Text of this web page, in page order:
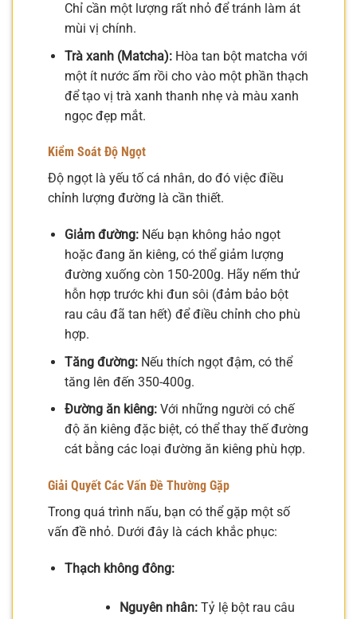
Chỉ cần một lượng rất nhỏ để tránh làm át
mùi vị chính.
Trà xanh (Matcha):Hòa tan bột matcha với
một ít nước ấm rồi cho vào một phần thạch
để tạo vị trà xanh thanh nhẹ và màu xanh
ngọc đẹp mắt.
Kiểm Soát Độ Ngọt
Độ ngọt là yếu tố cá nhân, do đó việc điều
chỉnh lượng đường là cần thiết.
Giảm đường:Nếu bạn không hảo ngọt
hoặc đang ăn kiêng, có thể giảm lượng
đường xuống còn 150-200g. Hãy nếm thử
hỗn hợp trước khi đun sôi (đảm bảo bột
rau câu đã tan hết) để điều chỉnh cho phù
hợp.
Tăng đường:Nếu thích ngọt đậm, có thể
tăng lên đến 350-400g.
Đường ăn kiêng:Với những người có chế
độ ăn kiêng đặc biệt, có thể thay thế đường
cát bằng các loại đường ăn kiêng phù hợp.
Giải Quyết Các Vấn Đề Thường Gặp
Trong quá trình nấu, bạn có thể gặp một số
vấn đề nhỏ. Dưới đây là cách khắc phục:
Thạch không đông:
Nguyên nhân:Tỷ lệ bột rau câu